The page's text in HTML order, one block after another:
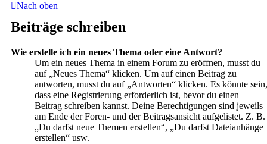
Nach oben
Beiträge schreiben
Wie erstelle ich ein neues Thema oder eine Antwort?
Um ein neues Thema in einem Forum zu eröffnen, musst du
auf „Neues Thema“ klicken. Um auf einen Beitrag zu
antworten, musst du auf „Antworten“ klicken. Es könnte sein,
dass eine Registrierung erforderlich ist, bevor du einen
Beitrag schreiben kannst. Deine Berechtigungen sind jeweils
am Ende der Foren- und der Beitragsansicht aufgelistet. Z. B.
„Du darfst neue Themen erstellen“, „Du darfst Dateianhänge
erstellen“ usw.